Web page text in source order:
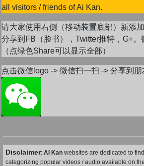
all visitors / friends of Ai Kan.
请大家使用右侧（移动装置底部）新添
分享到FB（脸书），Twitter推特，G+。
（点绿色Share可以显示全部）
点击微信logo -> 微信扫一扫 -> 分享到朋
Disclaimer: AI Kan websites are dedicated to
categorizing popular videos / audio available on